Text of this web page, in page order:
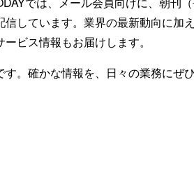
信しています。業界の最新動向に加
ビス情報もお届けします。
す。確かな情報を、日々の業務にぜ